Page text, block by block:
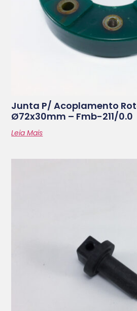
Junta P/ Acoplamento
Ø72x30mm – Fmb-211/0.0
Leia Mais